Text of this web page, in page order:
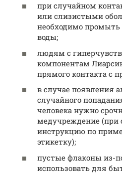
при случайном
или слизистыми
необходимо
воды;
людям с
компонентам
прямого контакта с
в случае появления
случайного
человека нужно
медучреждение (при
инструкцию по
этикетку);
пустые флаконы из-
использовать для